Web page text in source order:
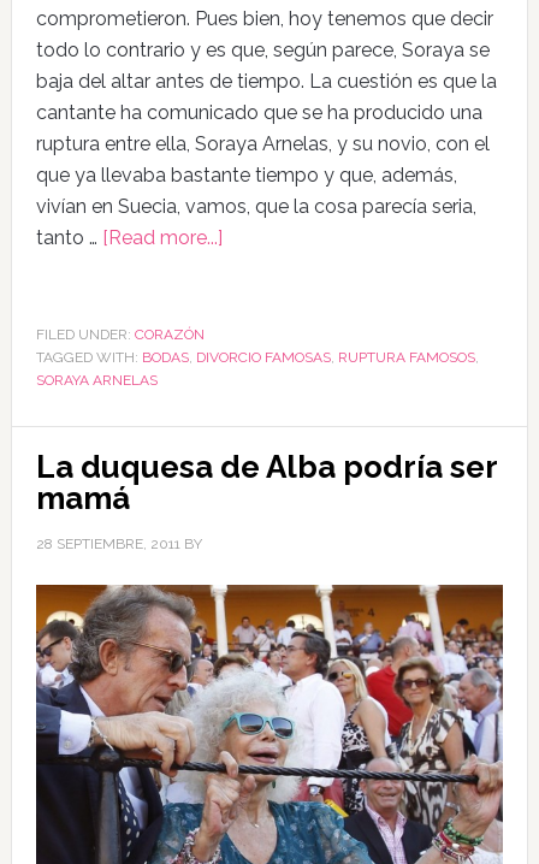
comprometieron. Pues bien, hoy tenemos que decir
todo lo contrario y es que, según parece, Soraya se
baja del altar antes de tiempo. La cuestión es que la
cantante ha comunicado que se ha producido una
ruptura entre ella, Soraya Arnelas, y su novio, con el
que ya llevaba bastante tiempo y que, además,
vivían en Suecia, vamos, que la cosa parecía seria,
tanto … [Read more...]
FILED UNDER: CORAZÓN
TAGGED WITH: BODAS, DIVORCIO FAMOSAS, RUPTURA FAMOSOS,
SORAYA ARNELAS
La duquesa de Alba podría ser
mamá
28 SEPTIEMBRE, 2011 BY